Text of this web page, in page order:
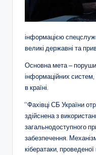
інформацією
великі державні та
Основна мета ‒
інформаційних
в країні.
“Фахівці СБ України
здійснена з
загальнодоступного
забезпечення.
кібератаки,